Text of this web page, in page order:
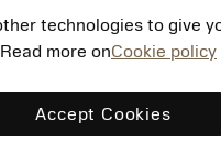
technologies to give
more onCookie policy
Accept Cookies